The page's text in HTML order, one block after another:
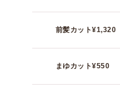
前髪カット¥1,320
まゆカット¥550